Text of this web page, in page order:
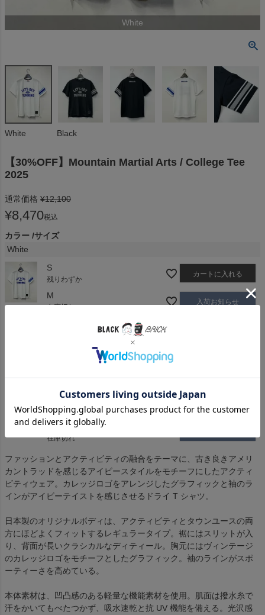
White
White Black
【30%OFF】Mountain Martial Arts / College Tee
2025
通常価格 ¥12,100
¥8,470税込
カラー サイズ
White
S
残りわずか
カートに入れる
M
在庫切れ
入荷お知らせ
入荷お知らせ
在庫切れ
入荷お知らせ
L
在庫切れ
ファッションとアクティビティの融合をテーマに、古き良きアメリ
カントラッドを感じるアイビースタイルをモチーフにしたアクティ
ビティウェア。カレッジロゴをアレンジしたグラフィックと袖のラ
インがアイビーテイストを感じさせるドライ T シャツ。
日本製のオリジナルボディは、アクティビティとタウンユースの両
方にほどよくフィットするレギュラータイプ。裾にはスリットが入
り、背面が長いクラシカルなディティール。胸元にはヴィンテージ
のカレッジロゴをモチーフとしたグラフィック。袖のラインがスポ
ーティーさを高めている。
本体素材は、凹凸感のある軽量な機能素材を使用。肌面は撥水糸で
汗をかいてもべたつかず、吸水速乾と抗 UV 機能を備える。光沢感